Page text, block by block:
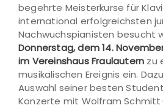
begehrte Meisterkurse für
international erfolgreichsten
Nachwuchspianisten besucht
Donnerstag, dem 14.
im Vereinshaus Fraulautern zu
musikalischen Ereignis ein.
Auswahl seiner besten
Konzerte mit Wolfram